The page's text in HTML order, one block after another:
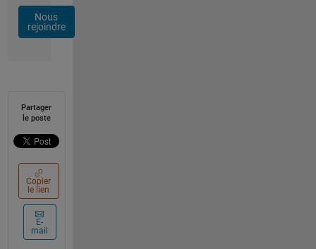
Nous
rejoindre
Partager
le poste
Copier
le lien
E-
mail